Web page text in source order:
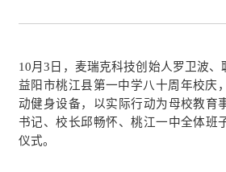
10月3日，麦瑞克科技创始人罗卫波
益阳市桃江县第一中学八十周年校庆
动健身设备，以实际行动为母校教育
书记、校长邱畅怀、桃江一中全体班
仪式。